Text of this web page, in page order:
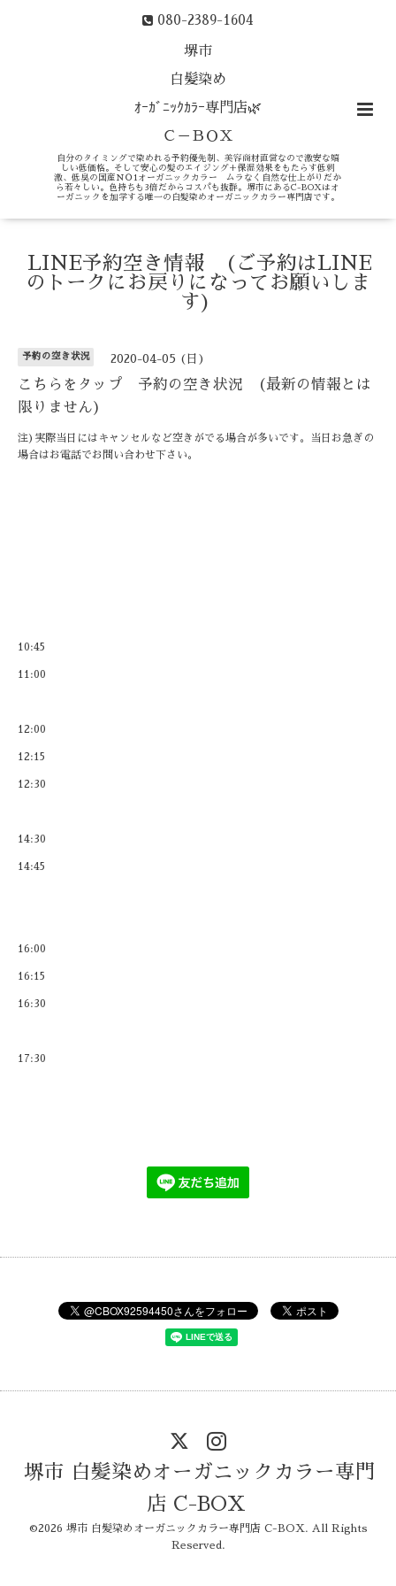
080-2389-1604
堺市
白髪染め
ｵｰｶﾞﾆｯｸｶﾗｰ専門店🌿
Ｃ－ＢＯＸ
自分のタイミングで染めれる予約優先制、美容商材直営なので激安な嬉
しい低価格。そして安心の髪のエイジング＋保湿効果をもたらす低刺
激、低臭の国産ＮＯ1オーガニックカラー ムラなく自然な仕上がりだか
ら若々しい。色持ちも3倍だからコスパも抜群。堺市にあるC-BOXはオ
ーガニックを加学する唯一の白髪染めオーガニックカラー専門店です。
LINE予約空き情報 (ご予約はLINE
のトークにお戻りになってお願いしま
す)
予約の空き状況 2020-04-05 (日)
こちらをタップ 予約の空き状況 (最新の情報とは
限りません)
注)実際当日にはキャンセルなど空きがでる場合が多いです。当日お急ぎの
場合はお電話でお問い合わせ下さい。
10:45
11:00
12:00
12:15
12:30
14:30
14:45
16:00
16:15
16:30
17:30
堺市 白髪染めオーガニックカラー専門
店 C-BOX
©2026 堺市 白髪染めオーガニックカラー専門店 C-BOX. All Rights
Reserved.